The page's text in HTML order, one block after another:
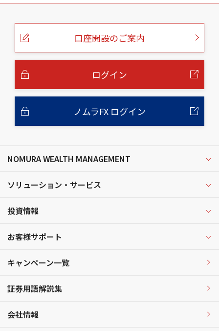
こ
口座開設のご案内
ログイン
ノムラFX ログイン
NOMURA WEALTH MANAGEMENT
ソリューション・サービス
投資情報
お客様サポート
キャンペーン一覧
証券用語解説集
会社情報